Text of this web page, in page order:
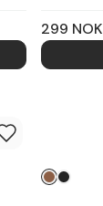
299 NOK